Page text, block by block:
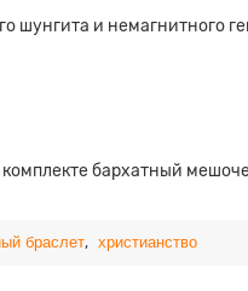
шунгита и немагнитного
бархатный
браслет, христианство